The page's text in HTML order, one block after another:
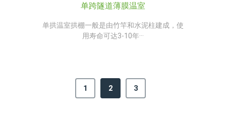
单跨隧道薄膜温室
单拱温室拱棚一般是由竹竿和水泥柱建成，使
用寿命可达3-10年···
1 2 3